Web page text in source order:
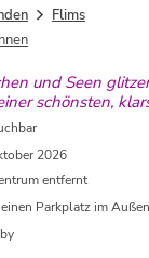
Flims
und Seen
schönsten,
2026
entfernt
im Wert von CHF 10,00 pro